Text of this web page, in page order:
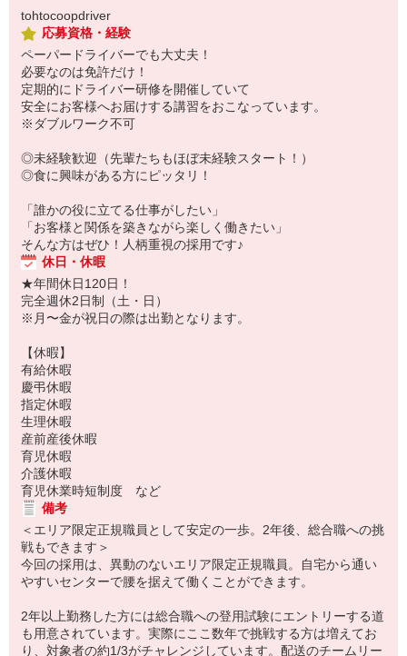
tohtocoopdriver
応募資格・経験
ペーパードライバーでも大丈夫！
必要なのは免許だけ！
定期的にドライバー研修を開催していて
安全にお客様へお届けする講習をおこなっています。
※ダブルワーク不可
◎未経験歓迎（先輩たちもほぼ未経験スタート！）
◎食に興味がある方にピッタリ！
「誰かの役に立てる仕事がしたい」
「お客様と関係を築きながら楽しく働きたい」
そんな方はぜひ！人柄重視の採用です♪
休日・休暇
★年間休日120日！
完全週休2日制（土・日）
※月〜金が祝日の際は出勤となります。
【休暇】
有給休暇
慶弔休暇
指定休暇
生理休暇
産前産後休暇
育児休暇
介護休暇
育児休業時短制度 など
備考
＜エリア限定正規職員として安定の一歩。2年後、総合職への挑
戦もできます＞
今回の採用は、異動のないエリア限定正規職員。自宅から通い
やすいセンターで腰を据えて働くことができます。
2年以上勤務した方には総合職への登用試験にエントリーする道
も用意されています。実際にここ数年で挑戦する方は増えてお
り、対象者の約1/3がチャレンジしています。配送のチームリー